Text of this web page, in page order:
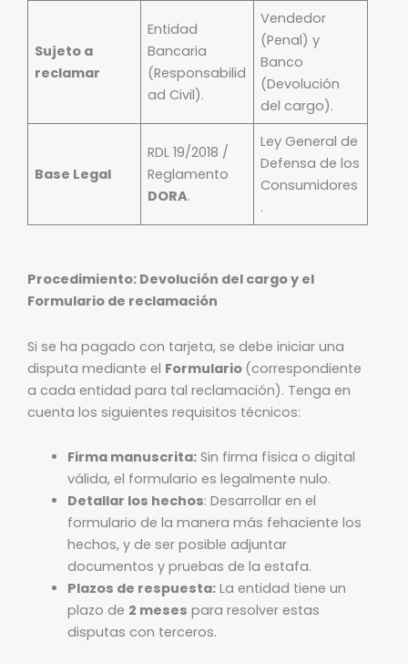
Sujeto a
reclamar
Entidad
Bancaria
(Responsabilid
ad Civil).
Vendedor
(Penal) y
Banco
(Devolución
del cargo).
Base Legal
RDL 19/2018 /
Reglamento
DORA.
Ley General de
Defensa de los
Consumidores
.
Procedimiento: Devolución del cargo y el
Formulario de reclamación
Si se ha pagado con tarjeta, se debe iniciar una
disputa mediante el Formulario (correspondiente
a cada entidad para tal reclamación). Tenga en
cuenta los siguientes requisitos técnicos:
Firma manuscrita:Sin firma física o digital
válida, el formulario es legalmente nulo.
Detallar los hechos: Desarrollar en el
formulario de la manera más fehaciente los
hechos, y de ser posible adjuntar
documentos y pruebas de la estafa.
Plazos de respuesta:La entidad tiene un
plazo de 2 meses para resolver estas
disputas con terceros.